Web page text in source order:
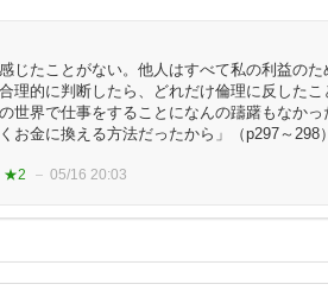
じたことがない。他人はすべて私の利益のた
理的に判断したら、どれだけ倫理に反した
世界で仕事をすることになんの躊躇もなか
お金に換える方法だったから」（p297～298）
★2 05/16 20:03